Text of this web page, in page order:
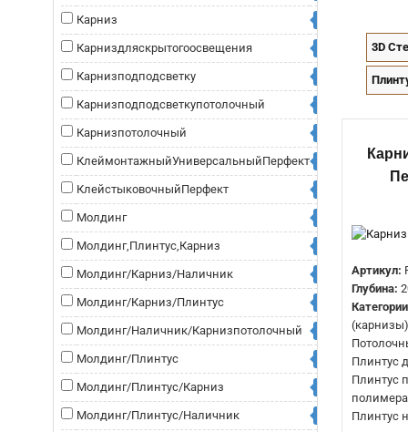
Карниз
Карниздляскрытогоосвещения
Карнизподподсветку
Карнизподподсветкупотолочный
Карнизпотолочный
КлеймонтажныйУниверсальныйПерфект
КлейстыковочныйПерфект
Молдинг
Молдинг,Плинтус,Карниз
Молдинг/Карниз/Наличник
Молдинг/Карниз/Плинтус
Молдинг/Наличник/Карнизпотолочный
Молдинг/Плинтус
Молдинг/Плинтус/Карниз
Молдинг/Плинтус/Наличник
3D
Артикул:
Глубина:
Плинтус
Плинтус
Плинтус